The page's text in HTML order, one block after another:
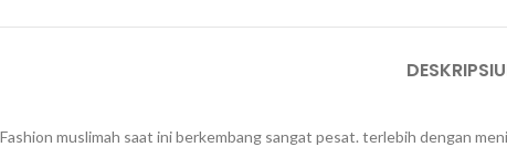
DESKRIPSI
Fashion muslimah saat ini berkembang sangat pesat. terlebih dengan